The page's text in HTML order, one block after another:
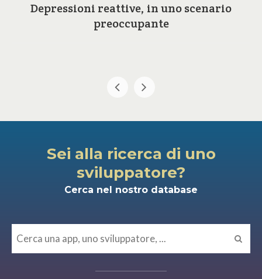
Depressioni reattive, in uno scenario
preoccupante
Sei alla ricerca di uno
sviluppatore?
Cerca nel nostro database